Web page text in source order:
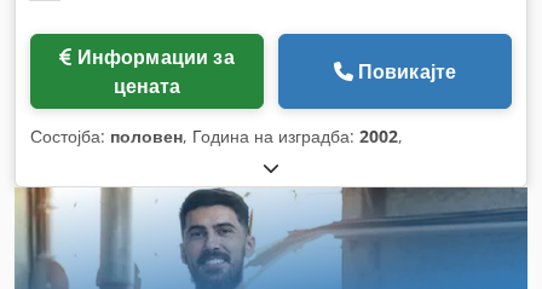
цената
Повикајте
Состојба: половен, Година на изградба: 2002,